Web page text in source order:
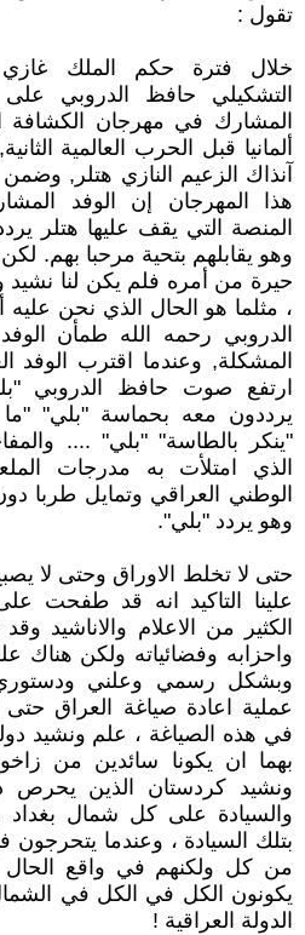
تقول :
خلال فترة حكم الملك غازي
التشكيلي حافظ الدروبي
المشارك في مهرجان الكشافة
ألمانيا قبل الحرب العالمية
آنذاك الزعيم النازي هتلر,
هذا المهرجان إن الوفد
المنصة التي يقف عليها هتلر
وهو يقابلهم بتحية مرحبا بهم.
حيرة من أمره فلم يكن لنا
، مثلما هو الحال الذي نحن عليه
الدروبي رحمه الله طمأن
المشكلة, وعندما اقترب الوفد
ارتفع صوت حافظ الدروبي
يرددون معه بحماسة "بلي"
"ينكر بالطاسة" "بلي" ....
الذي امتلأت به مدرجات
الوطني العراقي وتمايل طربا
وهو يردد "بلي".
حتى لا تخلط الاوراق وحتى لا
علينا التاكيد انه قد طفحت
الكثير من الاعلام والاناشيد
واحزابه وفضائياته ولكن هناك
وبشكل رسمي وعلني
عملية اعادة صياغة العراق
في هذه الصياغة ، علم ونشيد
بهما ان يكونا سائدين من
ونشيد كردستان الذين يحرص
والسيادة على كل شمال بغداد
بتلك السيادة ، وعندما يتحرجون
من كل ولكنهم في واقع الحال
يكونون الكل في الكل في
الدولة العراقية !